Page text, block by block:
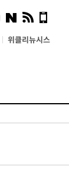
위클리뉴시스